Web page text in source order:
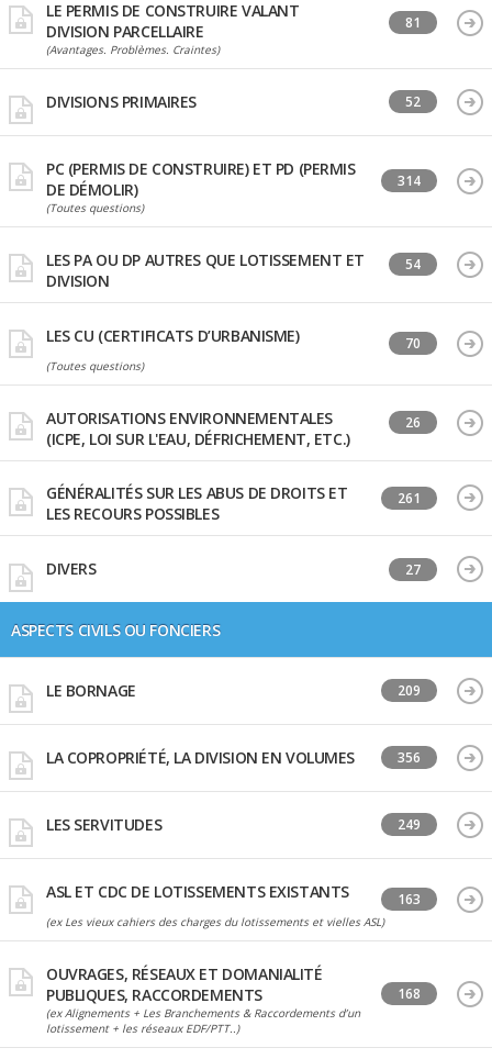
LE PERMIS DE CONSTRUIRE VALANT
DIVISION PARCELLAIRE
(Avantages. Problèmes. Craintes)
81
DIVISIONS PRIMAIRES 52
PC (PERMIS DE CONSTRUIRE) ET PD (PERMIS
DE DÉMOLIR)
(Toutes questions)
314
LES PA OU DP AUTRES QUE LOTISSEMENT ET
DIVISION
54
LES CU (CERTIFICATS D’URBANISME)
(Toutes questions)
70
AUTORISATIONS ENVIRONNEMENTALES
(ICPE, LOI SUR L'EAU, DÉFRICHEMENT, ETC.)
26
GÉNÉRALITÉS SUR LES ABUS DE DROITS ET
LES RECOURS POSSIBLES
261
DIVERS 27
ASPECTS CIVILS OU FONCIERS
LE BORNAGE 209
LA COPROPRIÉTÉ, LA DIVISION EN VOLUMES 356
LES SERVITUDES 249
ASL ET CDC DE LOTISSEMENTS EXISTANTS
(ex Les vieux cahiers des charges du lotissements et vielles ASL)
163
OUVRAGES, RÉSEAUX ET DOMANIALITÉ
PUBLIQUES, RACCORDEMENTS
(ex Alignements + Les Branchements & Raccordements d’un
lotissement + les réseaux EDF/PTT..)
168